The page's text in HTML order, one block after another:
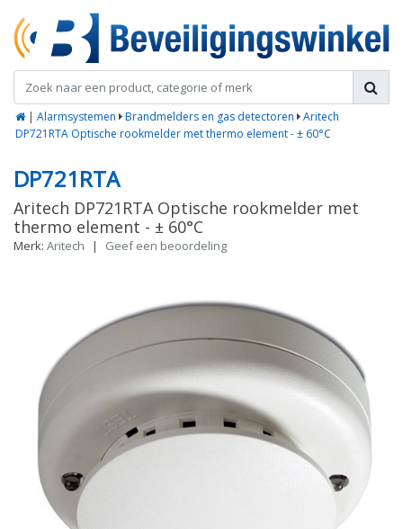
| Alarmsystemen Brandmelders en gas detectoren
Aritech
DP721RTA Optische rookmelder met thermo element - ± 60°C
DP721RTA
Aritech DP721RTA Optische rookmelder met
thermo element - ± 60°C
Merk: Aritech | Geef een beoordeling